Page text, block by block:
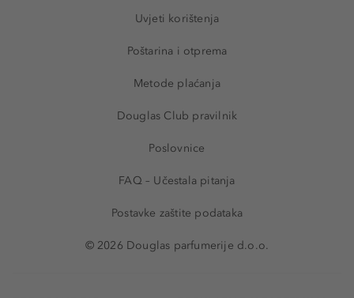
Uvjeti korištenja
Poštarina i otprema
Metode plaćanja
Douglas Club pravilnik
Poslovnice
FAQ – Učestala pitanja
Postavke zaštite podataka
© 2026 Douglas parfumerije d.o.o.